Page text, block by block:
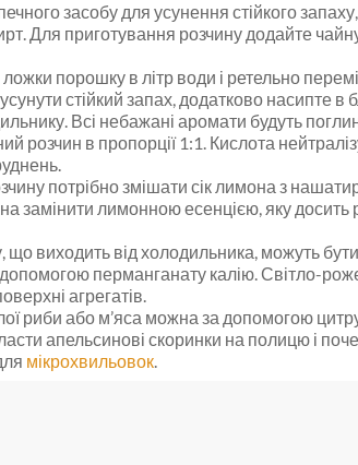
засобу для усунення стійкого
Для приготування розчину додайте
ложки порошку в літр води і ретельно
стійкий запах, додатково насипте в
Всі небажані аромати будуть
розчин в пропорції 1:1. Кислота
потрібно змішати сік лимона з
замінити лимонною есенцією, яку досить
виходить від холодильника, можуть
перманганату калію. Світло-
агрегатів.
риби або м’яса можна за допомогою
апельсинові скоринки на полицю і
мікрохвильовок.